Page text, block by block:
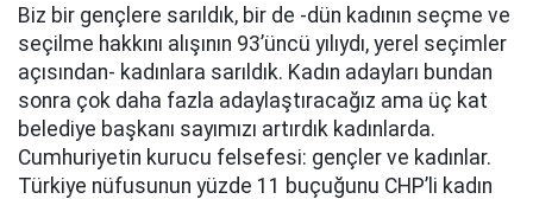
Biz bir gençlere sarıldık, bir de -dün kadının seçme ve
seçilme hakkını alışının 93’üncü yılıydı, yerel seçimler
açısından- kadınlara sarıldık. Kadın adayları bundan
sonra çok daha fazla adaylaştıracağız ama üç kat
belediye başkanı sayımızı artırdık kadınlarda.
Cumhuriyetin kurucu felsefesi: gençler ve kadınlar.
Türkiye nüfusunun yüzde 11 buçuğunu CHP’li kadın